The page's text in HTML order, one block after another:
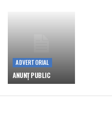
ADVERTORIAL
ANUNȚ PUBLIC